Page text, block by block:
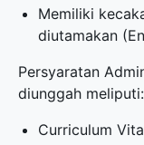
Memiliki
diutamakan
Persyaratan
diunggah meliputi:
Curriculum